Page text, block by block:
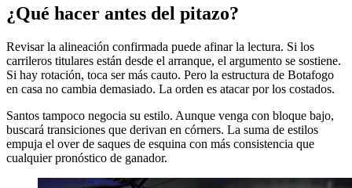
¿Qué hacer antes del pitazo?
Revisar la alineación confirmada puede afinar la lectura. Si los
carrileros titulares están desde el arranque, el argumento se sostiene.
Si hay rotación, toca ser más cauto. Pero la estructura de Botafogo
en casa no cambia demasiado. La orden es atacar por los costados.
Santos tampoco negocia su estilo. Aunque venga con bloque bajo,
buscará transiciones que derivan en córners. La suma de estilos
empuja el over de saques de esquina con más consistencia que
cualquier pronóstico de ganador.